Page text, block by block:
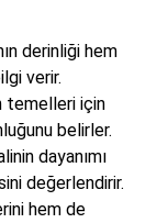
derinliği hem
verir.
temelleri için
belirler.
dayanımı
değerlendirir.
hem de